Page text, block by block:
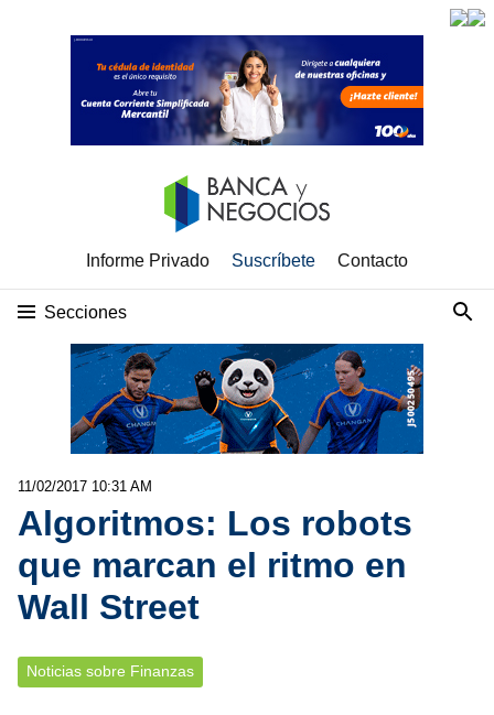
Informe Privado Suscríbete Contacto
Secciones
11/02/2017 10:31 AM
Algoritmos: Los robots
que marcan el ritmo en
Wall Street
Noticias sobre Finanzas